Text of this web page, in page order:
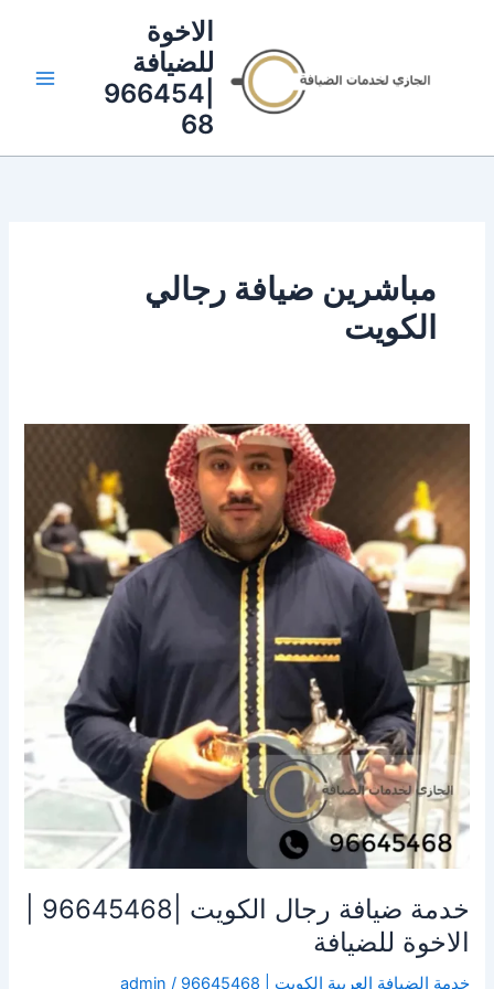
الاخوة
للضيافة
|966454
68
مباشرين ضيافة رجالي
الكويت
الاخوة للضيافة
خدمة الضيافة العربية الكويت | 96645468 /
admin
رجال
الكويت
|96645468
|
الاخوة
للضيافة